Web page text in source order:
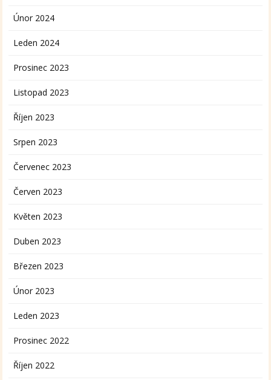
Únor 2024
Leden 2024
Prosinec 2023
Listopad 2023
Říjen 2023
Srpen 2023
Červenec 2023
Červen 2023
Květen 2023
Duben 2023
Březen 2023
Únor 2023
Leden 2023
Prosinec 2022
Říjen 2022